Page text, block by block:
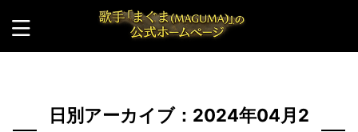
日別アーカイブ：2024年04月2